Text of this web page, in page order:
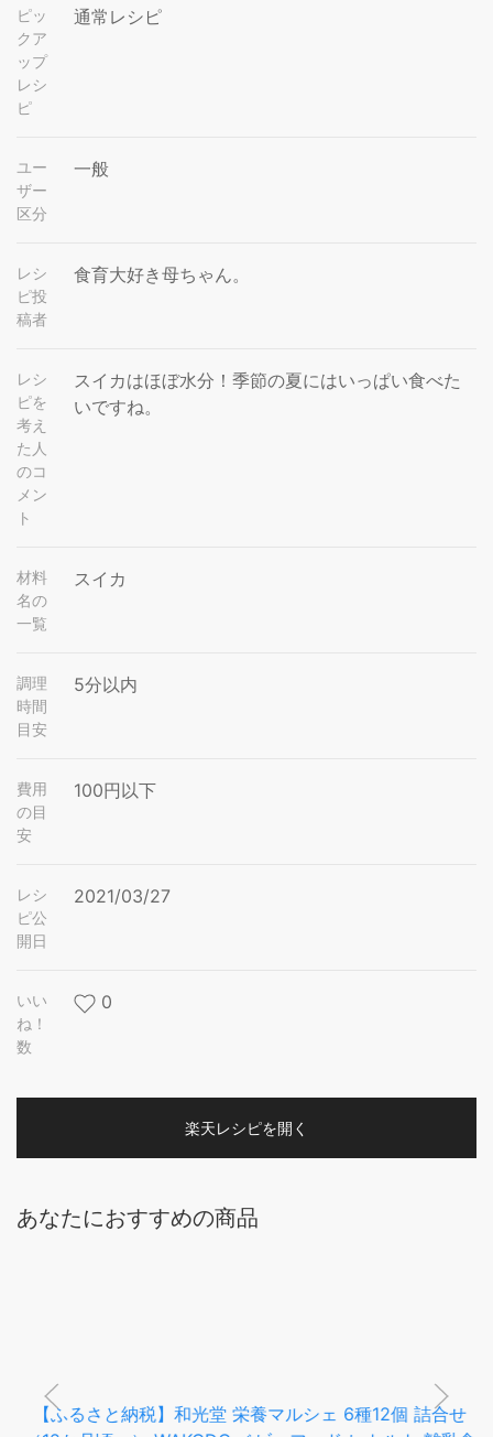
ピッ
クア
ップ
レシ
ピ
通常レシピ
ユー
ザー
区分
一般
レシ
ピ投
稿者
食育大好き母ちゃん。
レシ
ピを
考え
た人
のコ
メン
ト
スイカはほぼ水分！季節の夏にはいっぱい食べた
いですね。
材料
名の
一覧
スイカ
調理
時間
目安
5分以内
費用
の目
安
100円以下
レシ
ピ公
開日
2021/03/27
いい
ね！
数
0
楽天レシピを開く
あなたにおすすめの商品
いたします。※申込状況によってはお時間を頂く場合があ
ります。